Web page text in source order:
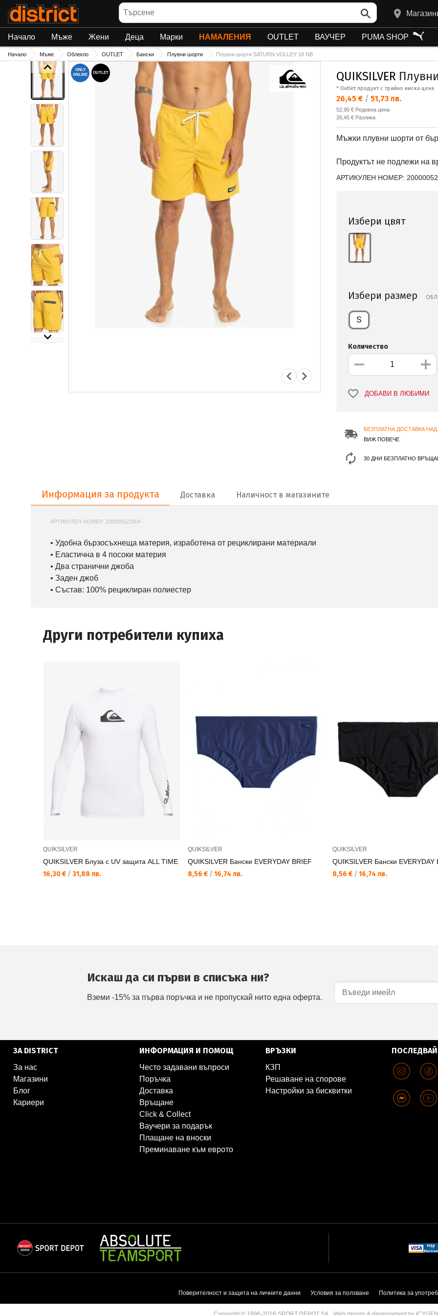
Търсене
Начало Мъже Жени Деца Марки НАМАЛЕНИЯ OUTLET ВАУЧЕР PUMA SHOP
Начало Мъже Облекло OUTLET Бански Плувни шорти Плувни шорти SATURN VOLLEY 18 NB
ONLY
ONLINE
OUTLET QUIKSILVER
* Outlet продукт с трайно ниска цена
Текуща цена:
26,45 € / 51,73 лв.
Редовна цена:
52,90 € Редовна цена
Спестявате:
26,45 € Разлика
Мъжки плувни шорти от
Продуктът не подлежи на
АРТИКУЛЕН НОМЕР:
Избери цвят
Избери размер
S
Количество
ДОБАВИ В ЛЮБИМИ
БЕЗПЛАТНА ДОСТАВКА НАД
ВИЖ ПОВЕЧЕ
30 ДНИ БЕЗПЛАТНО
Информация за продукта
Доставка Наличност в магазините
АРТИКУЛЕН НОМЕР: 200000521804
• Удобна бързосъхнеща материя, изработена от рециклирани материали
• Еластична в 4 посоки материя
• Два странични джоба
• Заден джоб
• Състав: 100% рециклиран полиестер
Други потребители купиха
QUIKSILVER
QUIKSILVER Блуза с UV защита ALL TIME
16,30 € / 31,88 лв.
QUIKSILVER
QUIKSILVER Бански EVERYDAY BRIEF
8,56 € / 16,74 лв.
QUIKSILVER
QUIKSILVER Бански EVERYDAY
8,56 € / 16,74 лв.
Искаш да си първи в списъка ни?
Вземи -15% за първа поръчка и не пропускай нито една оферта.
ЗА DISTRICT
За нас
Магазини
Блог
Кариери
ИНФОРМАЦИЯ И ПОМОЩ
Често задавани въпроси
Поръчка
Доставка
Връщане
Click & Collect
Ваучери за подарък
Плащане на вноски
Преминаване към еврото
ВРЪЗКИ
КЗП
Решаване на спорове
Настройки за бисквитки
Поверителност и защита на личните данни Условия за ползване Политика за